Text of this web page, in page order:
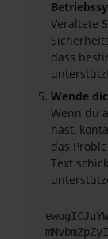
Veraltete
dass
Wende
Wenn du
hast,
das
Text